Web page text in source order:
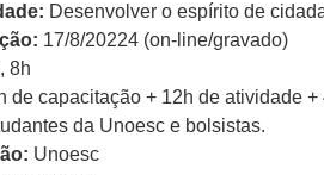
Desenvolver o espírito de
17/8/20224 (on-line/gravado)
8h
de capacitação + 12h de atividade
da Unoesc e bolsistas.
Unoesc